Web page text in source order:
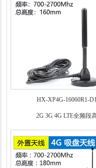
HX-XP4G-16060R1-
2G 3G 4G LTE全频段